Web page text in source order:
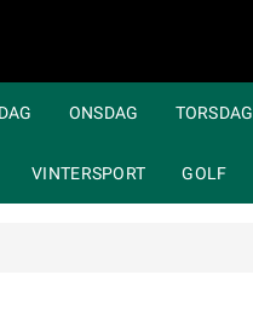
ONSDAG TORSDAG
VINTERSPORT GOLF